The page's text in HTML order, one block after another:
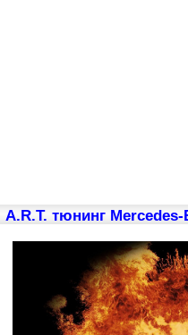
A.R.T. тюнинг